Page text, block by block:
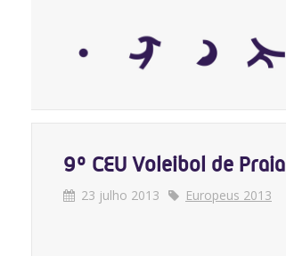
9º CEU Voleibol de
23 julho 2013 Europeus 2013